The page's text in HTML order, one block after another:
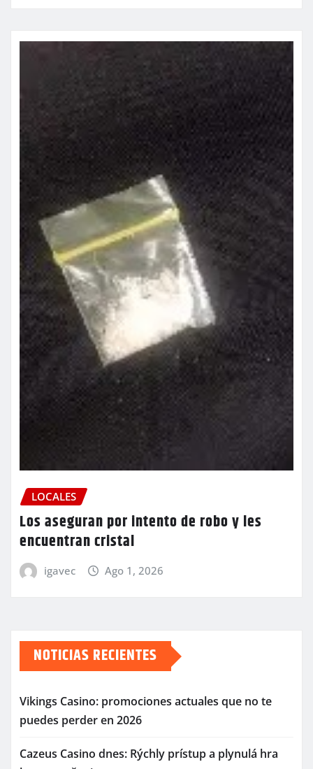
LOCALES
Los aseguran por intento de robo y les
encuentran cristal
igavec Ago 1, 2026
NOTICIAS RECIENTES
Vikings Casino: promociones actuales que no te
puedes perder en 2026
Cazeus Casino dnes: Rýchly prístup a plynulá hra